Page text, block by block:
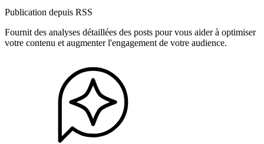
Publication depuis RSS
Fournit des analyses détaillées des posts pour vous aider à optimiser
votre contenu et augmenter l'engagement de votre audience.